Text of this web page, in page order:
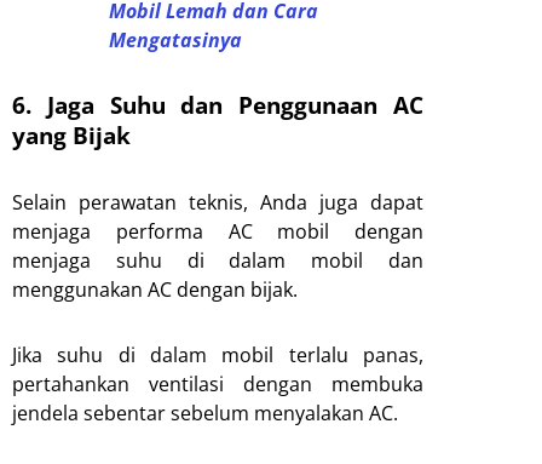
Mobil Lemah dan Cara
Mengatasinya
6. Jaga Suhu dan Penggunaan AC
yang Bijak
Selain perawatan teknis, Anda juga dapat
menjaga performa AC mobil dengan
menjaga suhu di dalam mobil dan
menggunakan AC dengan bijak.
Jika suhu di dalam mobil terlalu panas,
pertahankan ventilasi dengan membuka
jendela sebentar sebelum menyalakan AC.